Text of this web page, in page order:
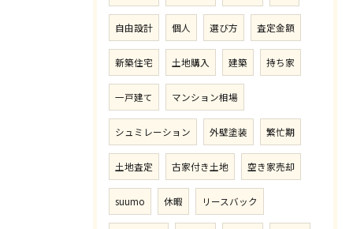
自由設計 個人 選び方 査定金額
新築住宅 土地購入 建築 持ち家
一戸建て マンション相場
シュミレーション 外壁塗装 繁忙期
土地査定 古家付き土地 空き家売却
suumo 休暇 リースバック